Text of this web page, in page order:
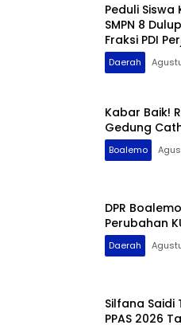
Peduli
SMPN 8
Fraksi PDI
Daerah
Kabar Baik!
Gedung
Boalemo
DPR
Perubahan
Daerah
Silfana Saidi
PPAS 2026